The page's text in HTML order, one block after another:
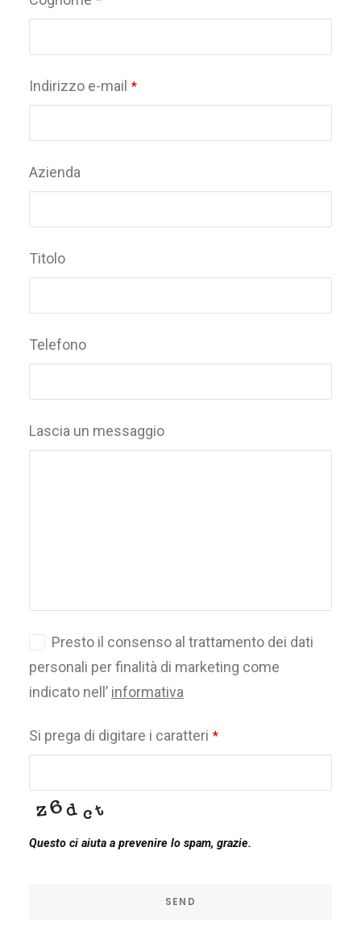
Indirizzo e-mail *
Azienda
Titolo
Telefono
Lascia un messaggio
Presto il consenso al trattamento dei dati
personali per finalità di marketing come
indicato nell’ informativa
Si prega di digitare i caratteri *
Questo ci aiuta a prevenire lo spam, grazie.
SEND